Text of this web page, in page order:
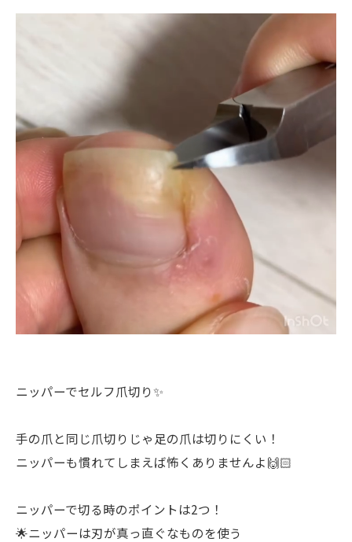
ニッパーでセルフ爪切り✨
手の爪と同じ爪切りじゃ足の爪は切りにくい！
ニッパーも慣れてしまえば怖くありませんよ🙌🏻
ニッパーで切る時のポイントは2つ！
🌟ニッパーは刃が真っ直ぐなものを使う